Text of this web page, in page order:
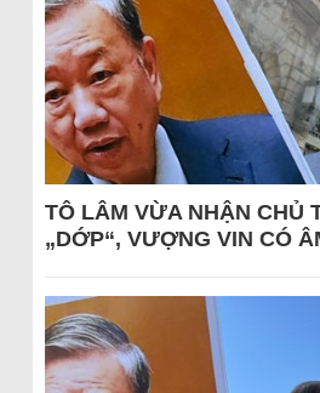
TÔ LÂM VỪA NHẬN CHỦ
„DỚP“, VƯỢNG VIN CÓ